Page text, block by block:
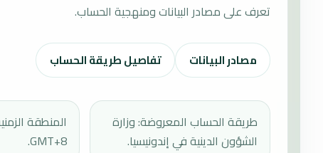
تعرف على مصادر البيانات ومنهجية الحساب.
مصادر البيانات تفاصيل طريقة الحساب
طريقة الحساب المعروضة: وزارة
الشؤون الدينية في إندونيسيا.
المنطقة
GMT+8.